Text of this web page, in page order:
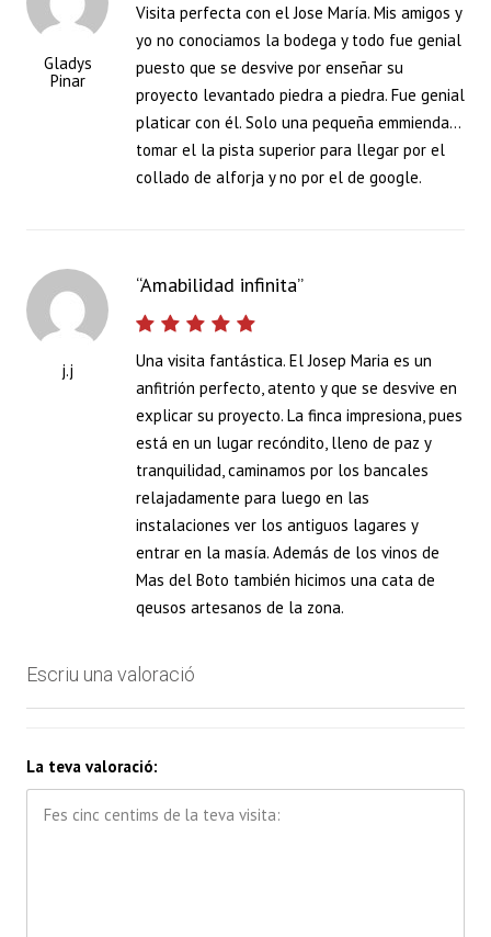
Gladys
Pinar
Visita perfecta con el Jose María. Mis amigos y
yo no conociamos la bodega y todo fue genial
puesto que se desvive por enseñar su
proyecto levantado piedra a piedra. Fue genial
platicar con él. Solo una pequeña emmienda…
tomar el la pista superior para llegar por el
collado de alforja y no por el de google.
j.j
Amabilidad infinita
Una visita fantástica. El Josep Maria es un
anfitrión perfecto, atento y que se desvive en
explicar su proyecto. La finca impresiona, pues
está en un lugar recóndito, lleno de paz y
tranquilidad, caminamos por los bancales
relajadamente para luego en las
instalaciones ver los antiguos lagares y
entrar en la masía. Además de los vinos de
Mas del Boto también hicimos una cata de
qeusos artesanos de la zona.
Escriu una valoració
La teva valoració: